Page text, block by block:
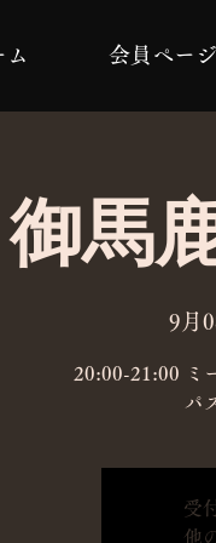
ム 会員ページ
御馬
9月
20:00-21:00 ミ
パ
受
他